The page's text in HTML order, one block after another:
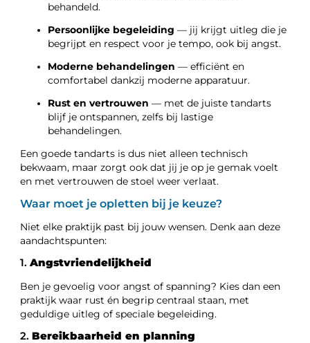
behandeld.
Persoonlijke begeleiding — jij krijgt uitleg die je
begrijpt en respect voor je tempo, ook bij angst.
Moderne behandelingen — efficiënt en
comfortabel dankzij moderne apparatuur.
Rust en vertrouwen — met de juiste tandarts
blijf je ontspannen, zelfs bij lastige
behandelingen.
Een goede tandarts is dus niet alleen technisch
bekwaam, maar zorgt ook dat jij je op je gemak voelt
en met vertrouwen de stoel weer verlaat.
Waar moet je opletten bij je keuze?
Niet elke praktijk past bij jouw wensen. Denk aan deze
aandachtspunten:
1.Angstvriendelijkheid
Ben je gevoelig voor angst of spanning? Kies dan een
praktijk waar rust én begrip centraal staan, met
geduldige uitleg of speciale begeleiding.
2.Bereikbaarheid en planning